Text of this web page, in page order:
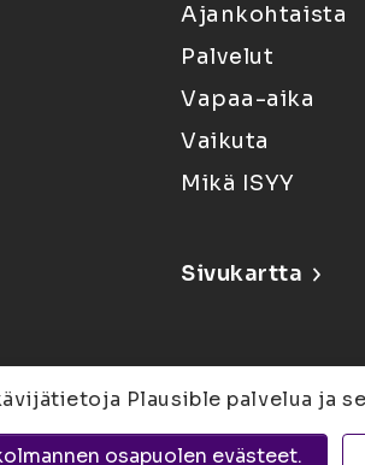
Ajankohtaista
Palvelut
Vapaa-aika
Vaikuta
Mikä ISYY
Sivukartta
6, 80100 Joensuu |
Plausible palvelua ja
osapuolen evästeet.